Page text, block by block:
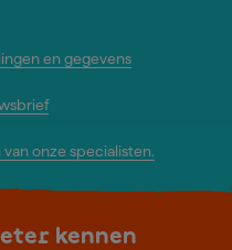
en gegevens
onze specialisten.
kennen